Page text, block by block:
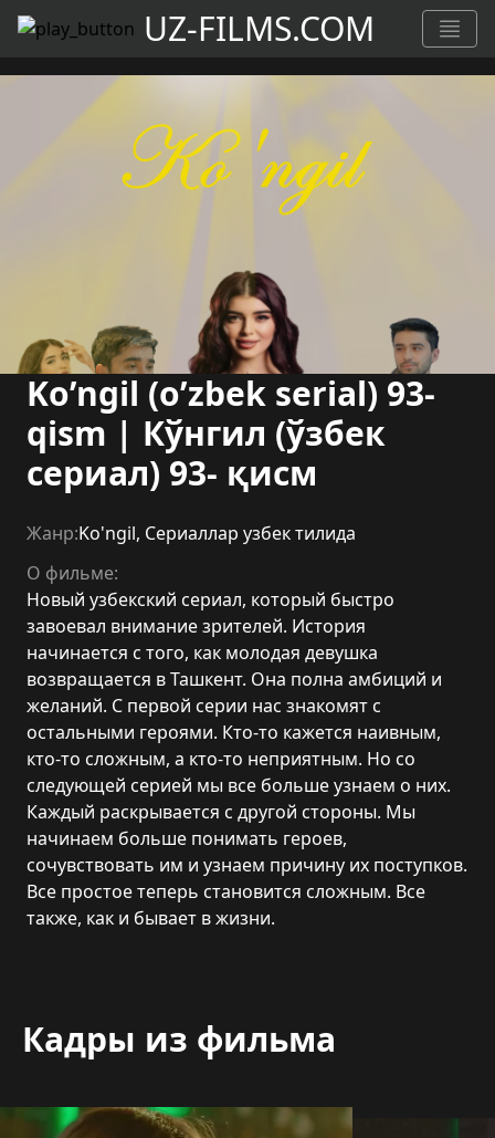
UZ-FILMS.COM
Ko’ngil (o’zbek serial) 93-
qism | Кўнгил (ўзбек
сериал) 93- қисм
Жанр:Ko'ngil, Сериаллар узбек тилида
О фильме:
Новый узбекский сериал, который быстро
завоевал внимание зрителей. История
начинается с того, как молодая девушка
возвращается в Ташкент. Она полна амбиций и
желаний. С первой серии нас знакомят с
остальными героями. Кто-то кажется наивным,
кто-то сложным, а кто-то неприятным. Но со
следующей серией мы все больше узнаем о них.
Каждый раскрывается с другой стороны. Мы
начинаем больше понимать героев,
сочувствовать им и узнаем причину их поступков.
Все простое теперь становится сложным. Все
также, как и бывает в жизни.
Кадры из фильма